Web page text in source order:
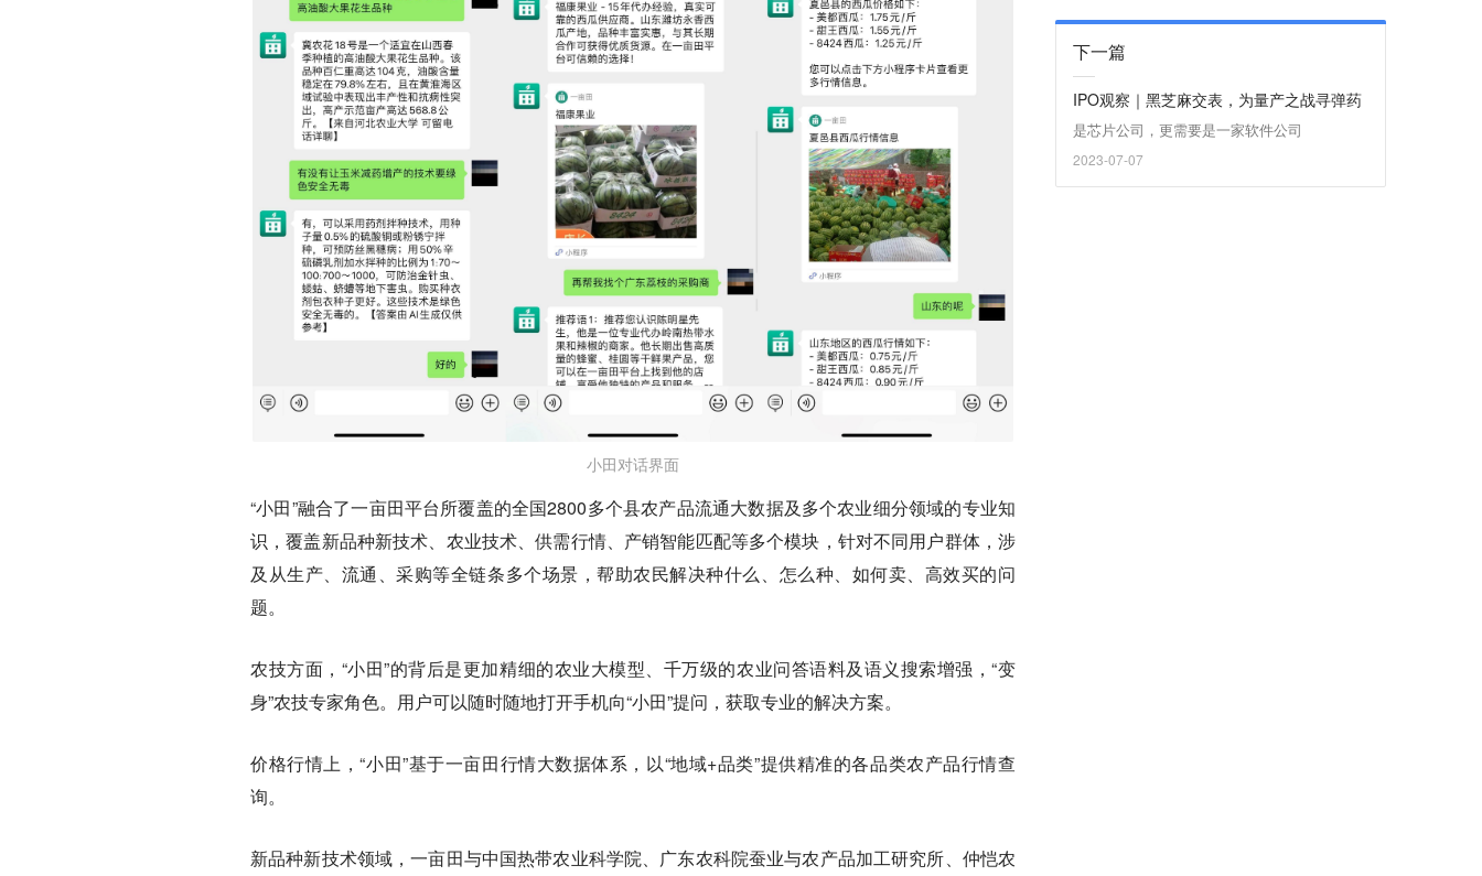
小田对话界面
“小田”融合了一亩田平台所覆盖的全国2800多个县农产品流通大数据及多个农业细分领域的专业知
识，覆盖新品种新技术、农业技术、供需行情、产销智能匹配等多个模块，针对不同用户群体，涉
及从生产、流通、采购等全链条多个场景，帮助农民解决种什么、怎么种、如何卖、高效买的问
题。
农技方面，“小田”的背后是更加精细的农业大模型、千万级的农业问答语料及语义搜索增强，“变
身”农技专家角色。用户可以随时随地打开手机向“小田”提问，获取专业的解决方案。
价格行情上，“小田”基于一亩田行情大数据体系，以“地域+品类”提供精准的各品类农产品行情查
询。
新品种新技术领域，一亩田与中国热带农业科学院、广东农科院蚕业与农产品加工研究所、仲恺农
下一篇
IPO观察｜黑芝麻交表，为量产之战寻弹药
是芯片公司，更需要是一家软件公司
2023-07-07